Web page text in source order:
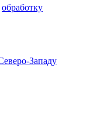
обработку